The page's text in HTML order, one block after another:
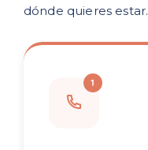
dónde quieres estar.